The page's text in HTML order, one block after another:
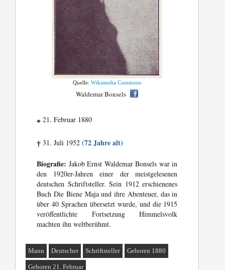
Quelle:Wikimedia Commons
Waldemar Bonsels
* 21. Februar 1880
† 31. Juli 1952(72 Jahre alt)
Biografie: Jakob Ernst Waldemar Bonsels war in
den 1920er-Jahren einer der meistgelesenen
deutschen Schriftsteller. Sein 1912 erschienenes
Buch Die Biene Maja und ihre Abenteuer, das in
über 40 Sprachen übersetzt wurde, und die 1915
veröffentlichte Fortsetzung Himmelsvolk
machten ihn weltberühmt.
Mann Deutscher Schriftsteller Geboren 1880
Geboren 21. Februar